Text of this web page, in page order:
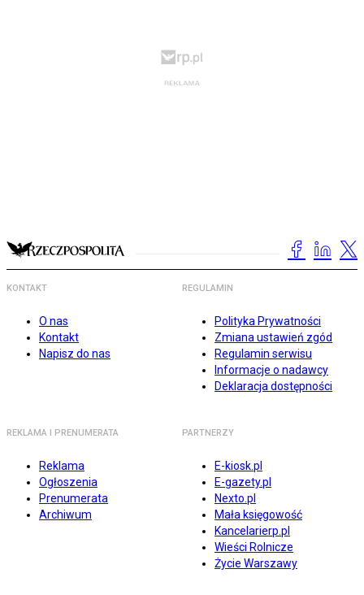
KONTAKT
O nas
Kontakt
Napisz do nas
REGULAMIN
Polityka Prywatności
Zmiana ustawień zgód
Regulamin serwisu
Informacje o nadawcy
Deklaracja dostępności
REKLAMA I PRENUMERATA
Reklama
Ogłoszenia
Prenumerata
Archiwum
PARTNERZY
E-kiosk.pl
E-gazety.pl
Nexto.pl
Mała księgowość
Kancelarierp.pl
Wieści Rolnicze
Życie Warszawy